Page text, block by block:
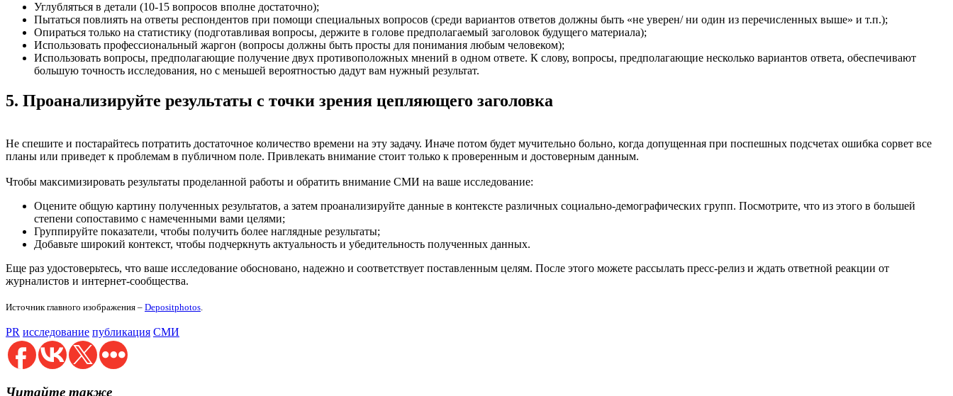
Углубляться в детали (10-15 вопросов вполне достаточно);
Пытаться повлиять на ответы респондентов при помощи специальных вопросов (среди вариантов ответов должны быть «не уверен/ ни один из перечисленных выше» и т.п.);
Опираться только на статистику (подготавливая вопросы, держите в голове предполагаемый заголовок будущего материала);
Использовать профессиональный жаргон (вопросы должны быть просты для понимания любым человеком);
Использовать вопросы, предполагающие получение двух противоположных мнений в одном ответе. К слову, вопросы, предполагающие несколько вариантов ответа, обеспечивают
большую точность исследования, но с меньшей вероятностью дадут вам нужный результат.
5. Проанализируйте результаты с точки зрения цепляющего заголовка
Не спешите и постарайтесь потратить достаточное количество времени на эту задачу. Иначе потом будет мучительно больно, когда допущенная при поспешных подсчетах ошибка сорвет все
планы или приведет к проблемам в публичном поле. Привлекать внимание стоит только к проверенным и достоверным данным.
Чтобы максимизировать результаты проделанной работы и обратить внимание СМИ на ваше исследование:
Оцените общую картину полученных результатов, а затем проанализируйте данные в контексте различных социально-демографических групп. Посмотрите, что из этого в большей
степени сопоставимо с намеченными вами целями;
Группируйте показатели, чтобы получить более наглядные результаты;
Добавьте широкий контекст, чтобы подчеркнуть актуальность и убедительность полученных данных.
Еще раз удостоверьтесь, что ваше исследование обосновано, надежно и соответствует поставленным целям. После этого можете рассылать пресс-релиз и ждать ответной реакции от
журналистов и интернет-сообщества.
Источник главного изображения – Depositphotos
PR исследование публикация СМИ
Читайте также